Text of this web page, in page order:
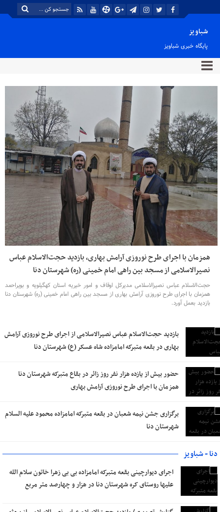
شباویز
پایگاه خبری شباویز
همزمان با اجرای طرح نوروزی آرامش بهاری، بازدید حجت‌الاسلام عباس
نصیرالاسلامی از مسجد بین راهی امام خمینی (ره) شهرستان دنا
حجت‌الاسلام عباس نصیرالاسلامی مدیرکل اوقاف و امور خیریه استان کهگیلویه و بویراحمد
همزمان با اجرای طرح نوروزی آرامش بهاری از مسجد بین راهی امام خمینی (ره) شهرستان دنا
بازدید بعمل آورد.
بازدید حجت‌الاسلام عباس نصیرالاسلامی از اجرای طرح نوروزی آرامش
بهاری در بقعه متبرکه امامزاده شاه عسکر (ع) شهرستان دنا
حضور بیش از یازده هزار نفر روز زائر در بقاع متبرکه شهرستان دنا
همزمان با اجرای طرح نوروزی آرامش بهاری
برگزاری جشن نیمه شعبان در بقعه متبرکه امامزاده محمود علیه السلام
شهرستان دنا
دنا - شباویز
اجرای دیوارچینی بقعه متبرکه امامزاده بی بی زهرا خاتون سلام الله
علیها روستای کره شهرستان دنا در هزار و چهارصد متر مربع